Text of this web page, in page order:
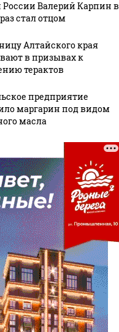
России Валерий Карпин в
стал отцом
Алтайского края
в призывах к
терактов
предприятие
маргарин под видом
масла